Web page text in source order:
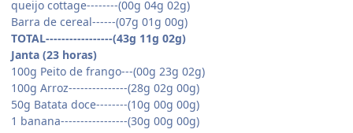
queijo cottage--------(00g 04g 02g)
Barra de cereal------(07g 01g 00g)
TOTAL-----------------(43g 11g 02g)
Janta (23 horas)
100g Peito de frango---(00g 23g 02g)
100g Arroz---------------(28g 02g 00g)
50g Batata doce--------(10g 00g 00g)
1 banana-----------------(30g 00g 00g)